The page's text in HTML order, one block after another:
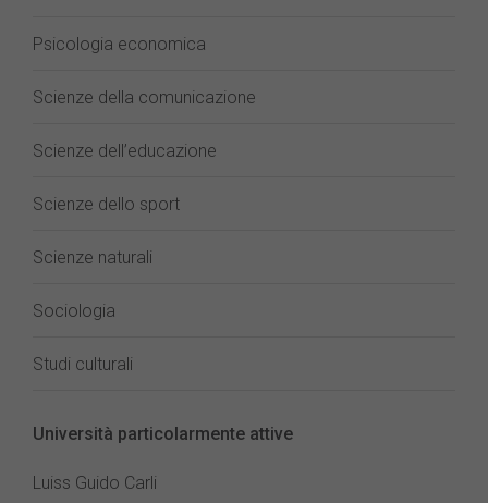
Psicologia economica
Scienze della comunicazione
Scienze dell’educazione
Scienze dello sport
Scienze naturali
Sociologia
Studi culturali
Università particolarmente attive
Luiss Guido Carli